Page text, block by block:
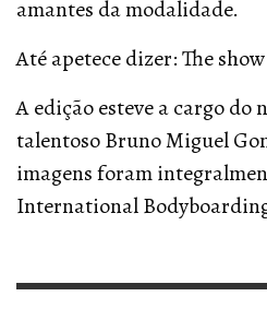
amantes da modalidade.
Até apetece dizer: The
A edição esteve a cargo do
talentoso Bruno Miguel
imagens foram
International